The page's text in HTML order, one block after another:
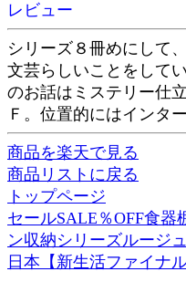
レビュー
シリーズ８冊めにして
文芸らしいことをして
のお話はミステリー仕
Ｆ。位置的にはインタ
商品を楽天で見る
商品リストに戻る
トップページ
セールSALE％OFF食
ン収納シリーズルージ
日本【新生活ファイナ